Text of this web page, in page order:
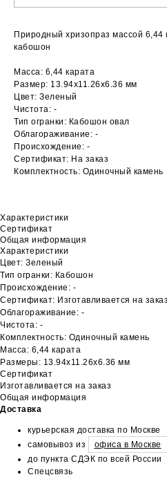
Природный хризопраз массой 6,44
кабошон
Масса: 6,44 карата
Размер: 13.94х11.26х6.36 мм
Цвет: Зеленый
Чистота: -
Тип огранки: Кабошон овал
Облагораживание: -
Происхождение: -
Сертификат: На заказ
Комплектность: Одиночный камень
Характеристики
Сертификат
Общая информация
Характеристики
Цвет: Зеленый
Тип огранки: Кабошон
Происхождение: -
Сертификат: Изготавливается на заказ
Облагораживание: -
Чистота: -
Комплектность: Одиночный камень
Масса: 6,44 карата
Размеры: 13.94х11.26х6.36 мм
Сертификат
Изготавливается на заказ
Общая информация
Доставка
курьерская доставка по Москве
самовывоз из
офиса в Москве
до пункта СДЭК по всей России
Спецсвязь